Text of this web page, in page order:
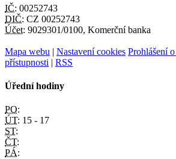
IČ: 00252743
DIČ: CZ 00252743
Účet: 9029301/0100, Komerční banka
Mapa webu | Nastavení cookies Prohlášení
přístupnosti | RSS
Úřední hodiny
PO:
ÚT: 15 - 17
ST:
ČT:
PÁ: